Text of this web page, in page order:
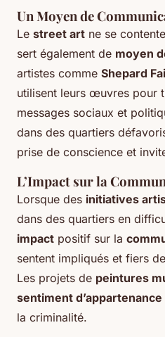
Un Moyen de
Le street art ne se
sert également de moyen
artistes comme Shepard
utilisent leurs œuvres pour
messages sociaux et
dans des quartiers
prise de conscience et
L’Impact sur la
Lorsque des initiatives
dans des quartiers en
impact positif sur la
sentent impliqués et fiers
Les projets de peintures
sentiment d’appartenance
la criminalité.